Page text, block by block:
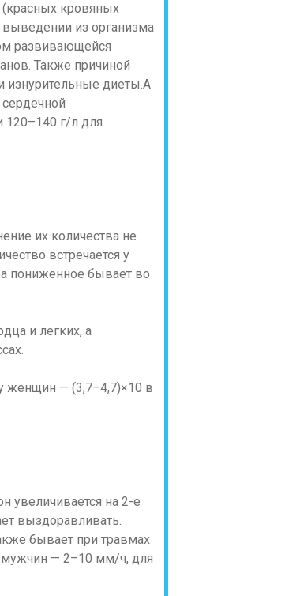
кровяных
выведении из организма
развивающейся
Также причиной
изнурительные диеты.А
120–140 г/л для
их количества не
встречается у
пониженное бывает во
и легких, а
женщин — (3,7–4,7)×10 в
увеличивается на 2-е
выздоравливать.
бывает при травмах
мужчин — 2–10 мм/ч, для